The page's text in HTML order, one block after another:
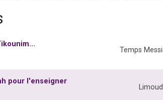
Temps
pour l'enseigner